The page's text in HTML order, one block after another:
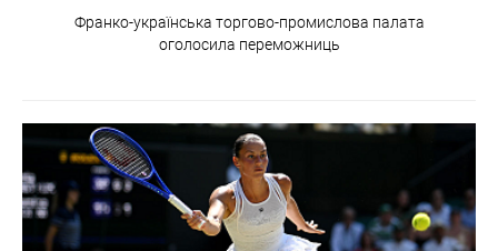
Франко-українська торгово-промислова палата
оголосила переможниць